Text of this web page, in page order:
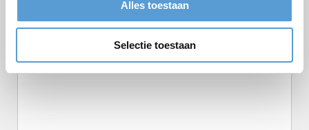
Alles toestaan
Selectie toestaan
Grillen/Abendessen